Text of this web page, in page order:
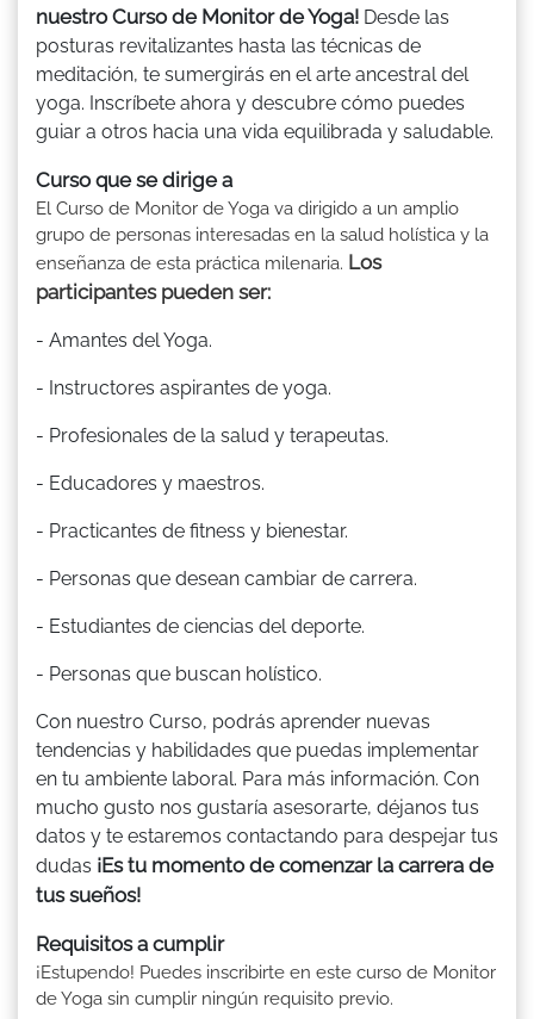
nuestro Curso de Monitor de Yoga! Desde las
posturas revitalizantes hasta las técnicas de
meditación, te sumergirás en el arte ancestral del
yoga. Inscríbete ahora y descubre cómo puedes
guiar a otros hacia una vida equilibrada y saludable.
Curso que se dirige a
El Curso de Monitor de Yoga va dirigido a un amplio
grupo de personas interesadas en la salud holística y la
enseñanza de esta práctica milenaria. Los
participantes pueden ser:
- Amantes del Yoga.
- Instructores aspirantes de yoga.
- Profesionales de la salud y terapeutas.
- Educadores y maestros.
- Practicantes de fitness y bienestar.
- Personas que desean cambiar de carrera.
- Estudiantes de ciencias del deporte.
- Personas que buscan holístico.
Con nuestro Curso, podrás aprender nuevas
tendencias y habilidades que puedas implementar
en tu ambiente laboral. Para más información. Con
mucho gusto nos gustaría asesorarte, déjanos tus
datos y te estaremos contactando para despejar tus
dudas ¡Es tu momento de comenzar la carrera de
tus sueños!
Requisitos a cumplir
¡Estupendo! Puedes inscribirte en este curso de Monitor
de Yoga sin cumplir ningún requisito previo.